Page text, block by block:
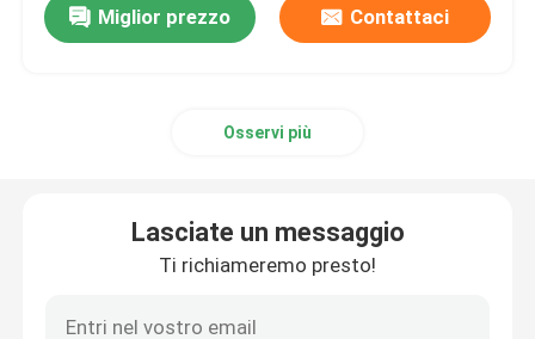
Miglior prezzo Contattaci
Osservi più
Lasciate un messaggio
Ti richiameremo presto!